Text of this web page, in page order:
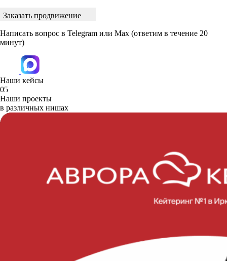
Заказать продвижение
Написать вопрос в Telegram или Max (ответим в течение 20
минут)
Наши кейсы
05
Наши проекты
в различных нишах